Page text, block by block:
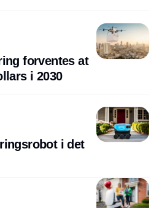
forventes at
i 2030
i det